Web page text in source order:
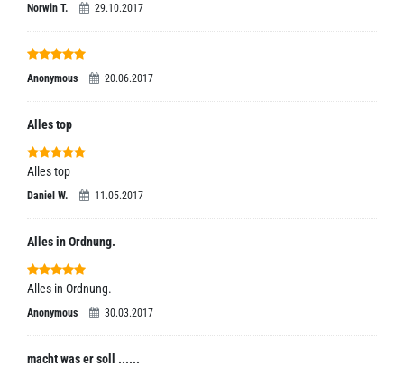
Norwin T. 29.10.2017
Anonymous 20.06.2017
Alles top
Alles top
Daniel W. 11.05.2017
Alles in Ordnung.
Alles in Ordnung.
Anonymous 30.03.2017
macht was er soll ......